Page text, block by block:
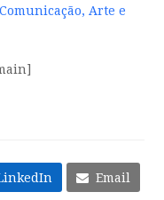
Arte e
Email